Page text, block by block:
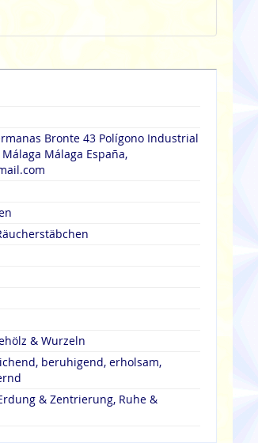
Bronte 43 Polígono Industrial
Málaga España,
& Wurzeln
beruhigend, erholsam,
& Zentrierung, Ruhe &